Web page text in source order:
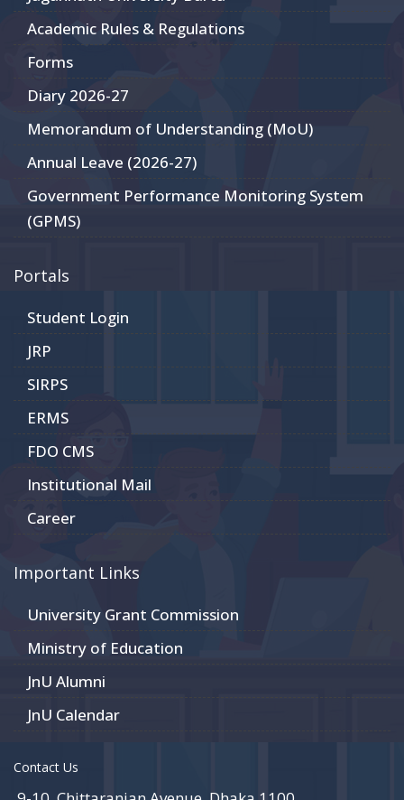
Academic Rules & Regulations
Forms
Diary 2026-27
Memorandum of Understanding (MoU)
Annual Leave (2026-27)
Government Performance Monitoring System
(GPMS)
Portals
Student Login
JRP
SIRPS
ERMS
FDO CMS
Institutional Mail
Career
Important Links
University Grant Commission
Ministry of Education
JnU Alumni
JnU Calendar
Contact Us